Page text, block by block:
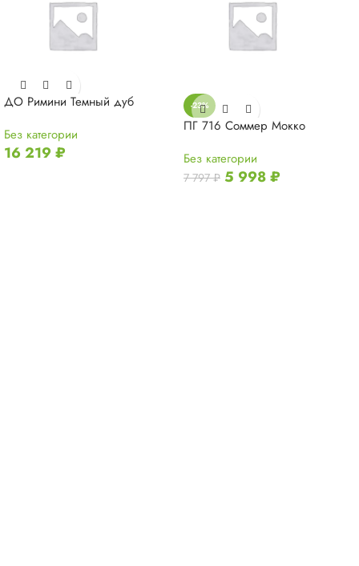
ДО Римини Темный дуб
Без категории
16 219 ₽
-23%
ПГ 716 Соммер Мокко
Без категории
7 797₽ 5 998₽